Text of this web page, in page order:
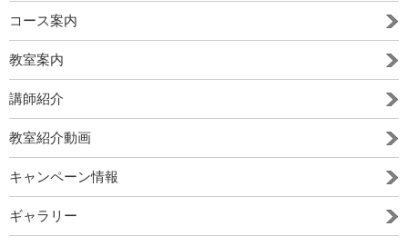
コース案内
教室案内
講師紹介
教室紹介動画
キャンペーン情報
ギャラリー